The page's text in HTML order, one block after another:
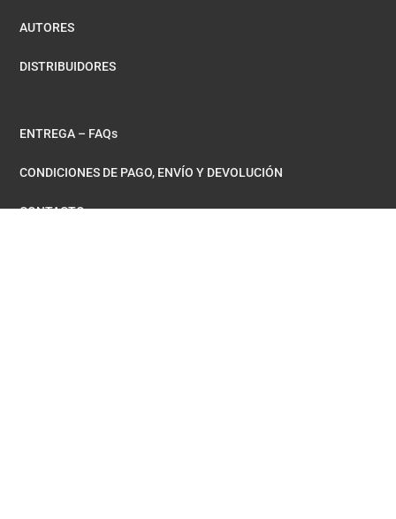
AUTORES
DISTRIBUIDORES
ENTREGA – FAQs
CONDICIONES DE PAGO, ENVÍO Y DEVOLUCIÓN
CONTACTO